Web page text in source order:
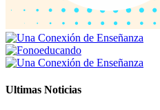
Ultimas Noticias